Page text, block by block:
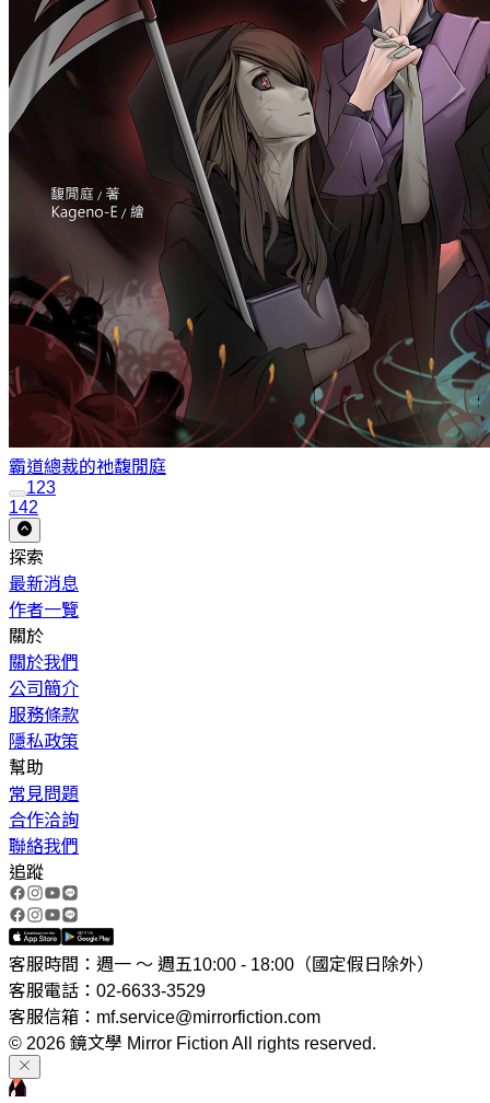
霸道總裁的祂馥閒庭
123
142
探索
最新消息
作者一覽
關於
關於我們
公司簡介
服務條款
隱私政策
幫助
常見問題
合作洽詢
聯絡我們
追蹤
客服時間：週一 ～ 週五10:00 - 18:00（國定假日除外）
客服電話：02-6633-3529
客服信箱：mf.service@mirrorfiction.com
© 2026 鏡文學 Mirror Fiction All rights reserved.